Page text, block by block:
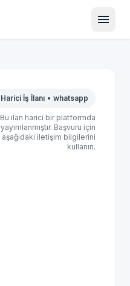
menu
Harici İş İlanı • whatsapp
Bu ilan harici bir platformda
yayımlanmıştır. Başvuru için
aşağıdaki iletişim bilgilerini
kullanın.